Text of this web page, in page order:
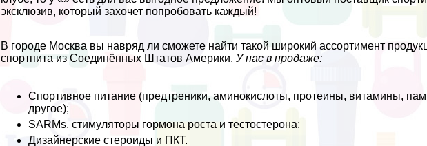
эксклюзив, который захочет попробовать каждый!
В городе Москва вы навряд ли сможете найти такой широкий ассортимент
спортпита из Соединённых Штатов Америки.У нас в продаже:
Спортивное питание (предтреники, аминокислоты, протеины, витамины,
другое);
SARMs, стимуляторы гормона роста и тестостерона;
Дизайнерские стероиды и ПКТ.